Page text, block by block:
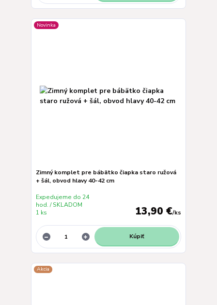
Novinka
Zimný komplet pre bábätko čiapka staro ružová
+ šál, obvod hlavy 40-42 cm
13,90 €/ks
Expedujeme do 24
hod. / SKLADOM
1 ks
Kúpiť
Akcia